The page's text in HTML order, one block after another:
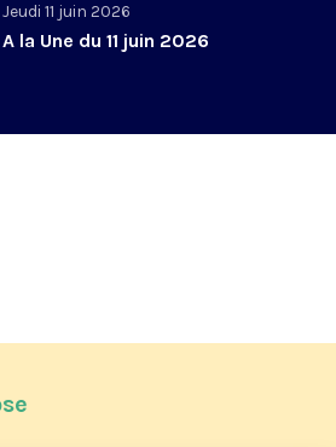
Jeudi 11 juin 2026
A la Une du 11 juin 2026